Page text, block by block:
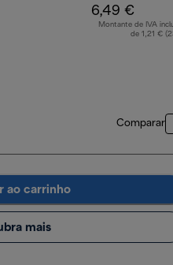
6,49 €
Montante de IVA
de 1,21 €
Comparar
ao carrinho
mais